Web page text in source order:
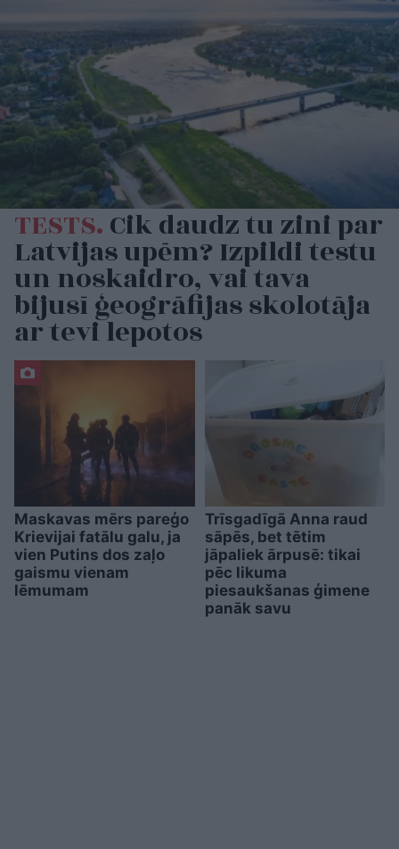
TESTS.Cik daudz tu zini par
Latvijas upēm? Izpildi testu
un noskaidro, vai tava
bijusī ģeogrāfijas skolotāja
ar tevi lepotos
Maskavas mērs pareģo
Krievijai fatālu galu, ja
vien Putins dos zaļo
gaismu vienam
lēmumam
Trīsgadīgā Anna raud
sāpēs, bet tētim
jāpaliek ārpusē: tikai
pēc likuma
piesaukšanas ģimene
panāk savu